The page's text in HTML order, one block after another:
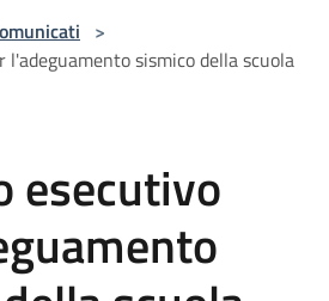
>
l'adeguamento sismico della scuola
esecutivo